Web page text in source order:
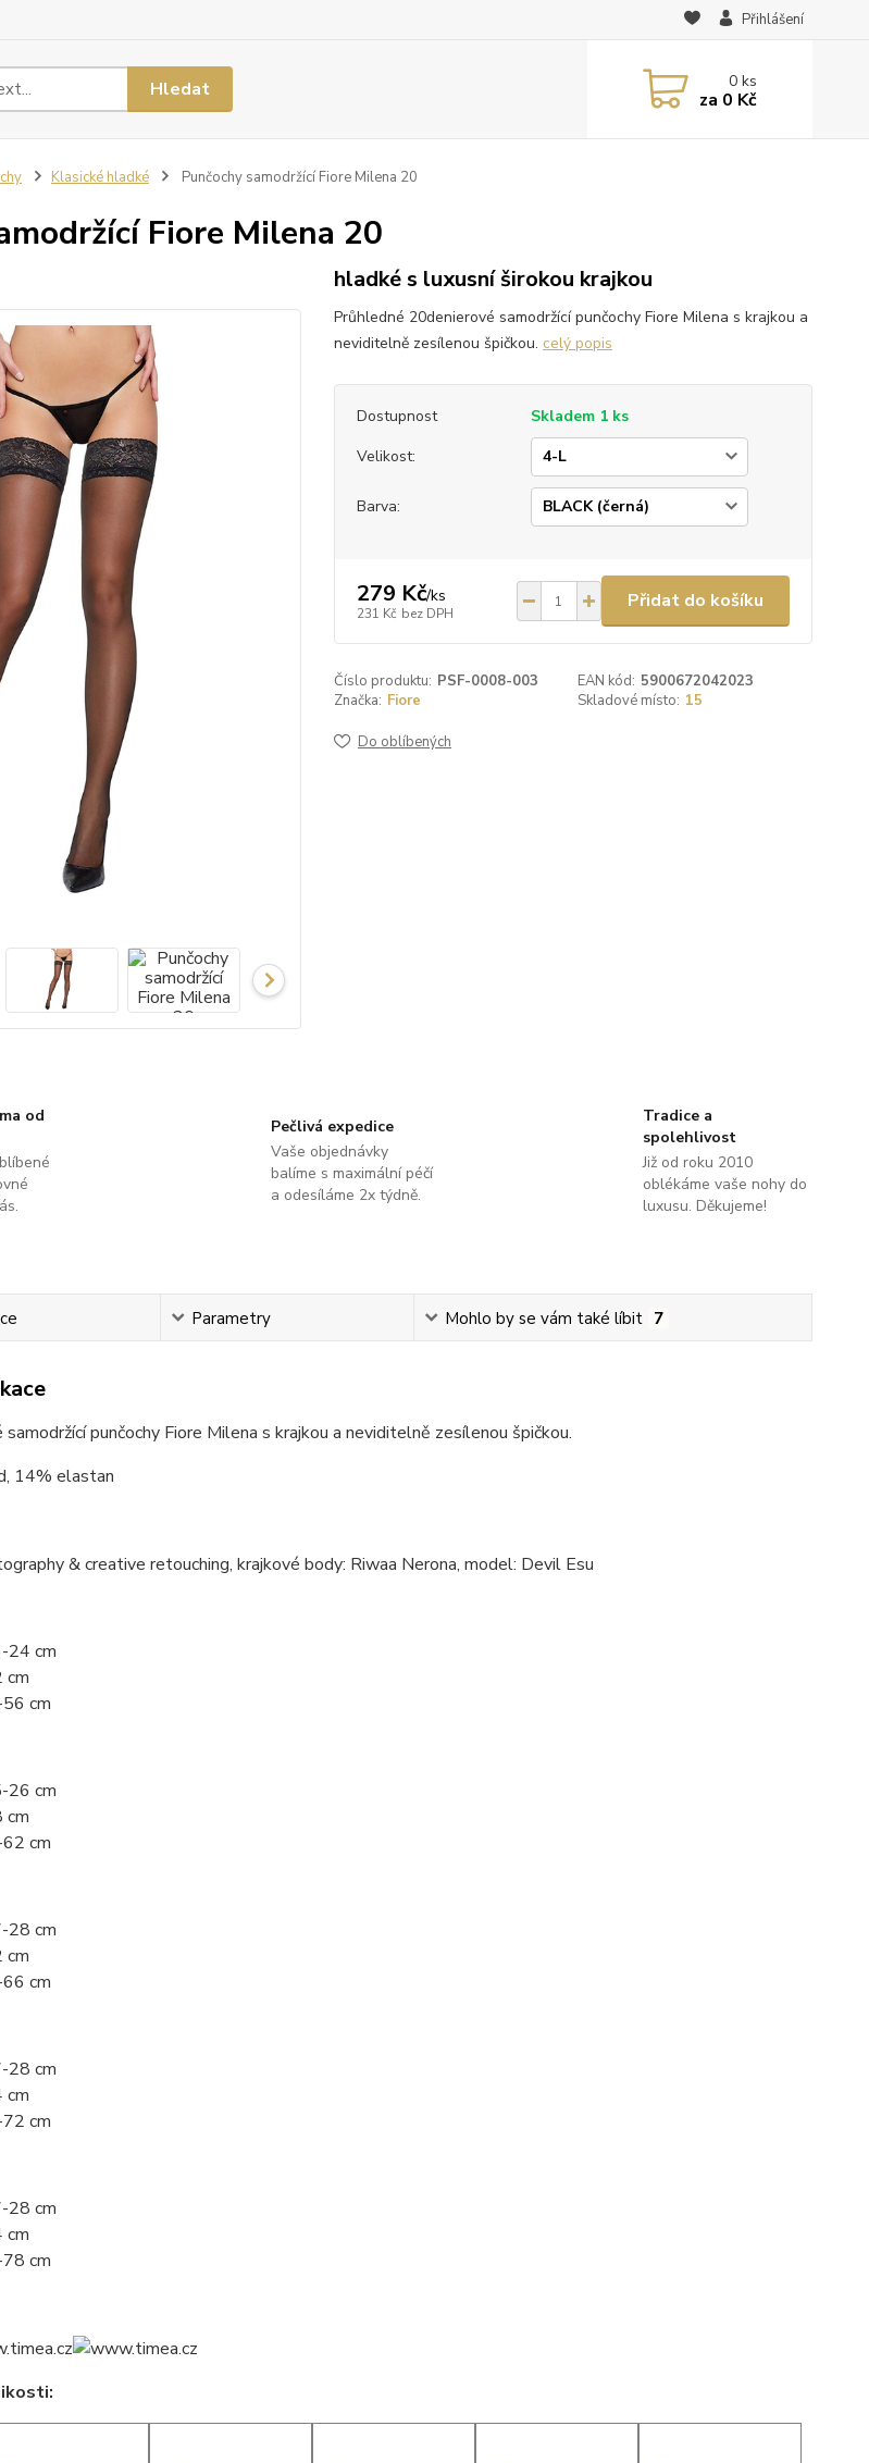
Přihlášení
Hledat 0ks
za 0 Kč
Klasické hladké Punčochy samodržící Fiore Milena 20
Fiore Milena 20
hladké s luxusní širokou krajkou
Průhledné 20denierové samodržící punčochy Fiore Milena s krajkou a
neviditelně zesílenou špičkou. celý popis
Dostupnost
Skladem 1 ks
Velikost:
Barva:
279 Kč/ks
231 Kč bez DPH
Přidat do košíku
Číslo produktu: PSF-0008-003 EAN kód: 5900672042023
Značka: Fiore Skladové místo: 15
Do oblíbených
od
Pečlivá expedice
Vaše objednávky
balíme s maximální péčí
a odesíláme 2x týdně.
Tradice a
spolehlivost
Již od roku 2010
oblékáme vaše nohy do
luxusu. Děkujeme!
Parametry Mohlo by se vám také líbit 7
punčochy Fiore Milena s krajkou a neviditelně zesílenou špičkou.
14% elastan
& creative retouching, krajkové body: Riwaa Nerona, model: Devil Esu
24 cm
cm
cm
26 cm
cm
cm
28 cm
cm
cm
28 cm
cm
cm
28 cm
cm
cm